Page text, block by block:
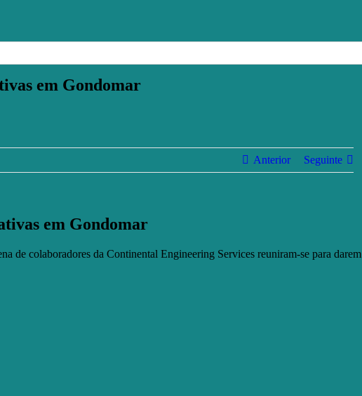
em Gondomar
Anterior Seguinte
em Gondomar
de colaboradores da Continental Engineering Services reuniram-se para darem